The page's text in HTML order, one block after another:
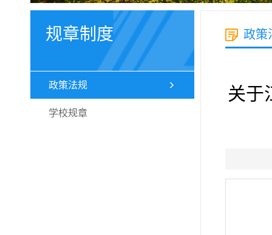
规章制度
政策法规
学校规章
政策
关于